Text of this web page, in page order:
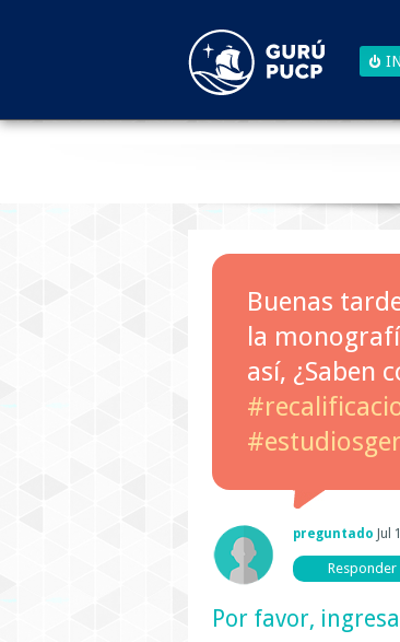
Buenas
la
así, ¿Saben
preguntado Jul
Por favor, ingresa